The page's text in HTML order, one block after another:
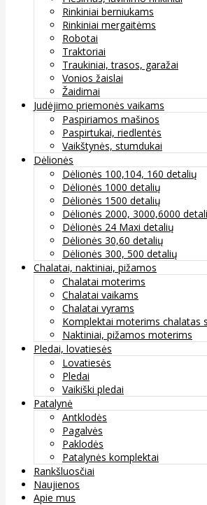
Rinkiniai berniukams
Rinkiniai mergaitėms
Robotai
Traktoriai
Traukiniai, trasos, garažai
Vonios žaislai
Žaidimai
Judėjimo priemonės vaikams
Paspiriamos mašinos
Paspirtukai, riedlentės
Vaikštynės, stumdukai
Dėlionės
Dėlionės 100,104, 160 detalių
Dėlionės 1000 detalių
Dėlionės 1500 detalių
Dėlionės 2000, 3000,6000
Dėlionės 24 Maxi detalių
Dėlionės 30,60 detalių
Dėlionės 300, 500 detalių
Chalatai, naktiniai, pižamos
Chalatai moterims
Chalatai vaikams
Chalatai vyrams
Komplektai moterims chalatas
Naktiniai, pižamos moterims
Pledai, lovatiesės
Lovatiesės
Pledai
Vaikiški pledai
Patalynė
Antklodės
Pagalvės
Paklodės
Patalynės komplektai
Rankšluosčiai
Naujienos
Apie mus